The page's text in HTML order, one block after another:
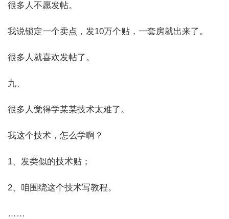
很多人不愿发帖。
我说锁定一个卖点，发10万个贴，一套房就出来了。
很多人就喜欢发帖了。
九、
很多人觉得学某某技术太难了。
我这个技术，怎么学啊？
1、发类似的技术贴；
2、咱围绕这个技术写教程。
……